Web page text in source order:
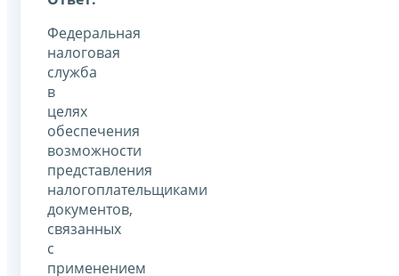
Федеральная
налоговая
служба
в
целях
обеспечения
возможности
представления
налогоплательщиками
документов,
связанных
с
применением